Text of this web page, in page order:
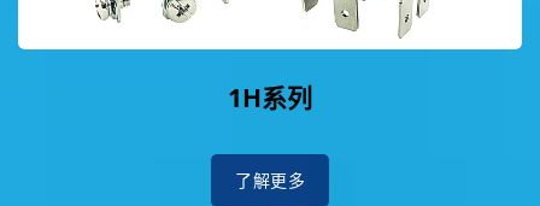
1H系列
了解更多